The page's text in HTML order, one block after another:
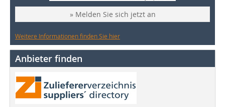
» Melden Sie sich jetzt an
Weitere Informationen finden Sie hier
Anbieter finden